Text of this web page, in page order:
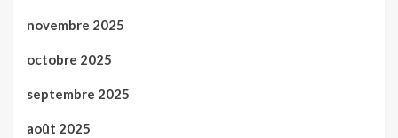
novembre 2025
octobre 2025
septembre 2025
août 2025